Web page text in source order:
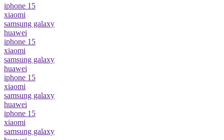
iphone 15
xiaomi
samsung galaxy
huawei
iphone 15
xiaomi
samsung galaxy
huawei
iphone 15
xiaomi
samsung galaxy
huawei
iphone 15
xiaomi
samsung galaxy